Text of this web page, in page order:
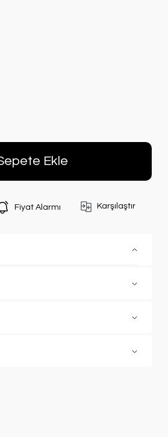
Ekle
Fiyat Alarmı Karşılaştır